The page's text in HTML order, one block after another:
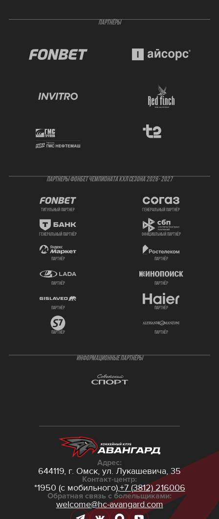
ПАРТНЁРЫ
ПАРТНЕРЫ ФОНБЕТ ЧЕМПИОНАТА КХЛ СЕЗОНА 2026- 2027
титульный партнер генеральный партнёр
генеральный партнёр официальный партнёр
партнёр партнёр
партнёр партнёр
партнёр партнёр
партнёр партнёр
ИНФОРМАЦИОННЫЕ ПАРТНЁРЫ
Адрес:
644119, г. Омск, ул. Лукашевича, 35
Контакт-центр:
*1950 (с мобильного),+7 (3812) 216006
Обратная связь с болельщиками:
welcome@hc-avangard.com